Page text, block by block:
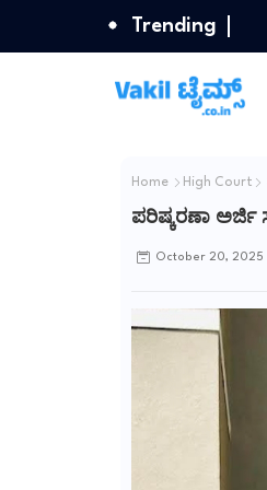
Trending
Home High Court
ಪರಿಷ್ಕರಣಾ ಅರ್ಜಿ
October 20, 2025